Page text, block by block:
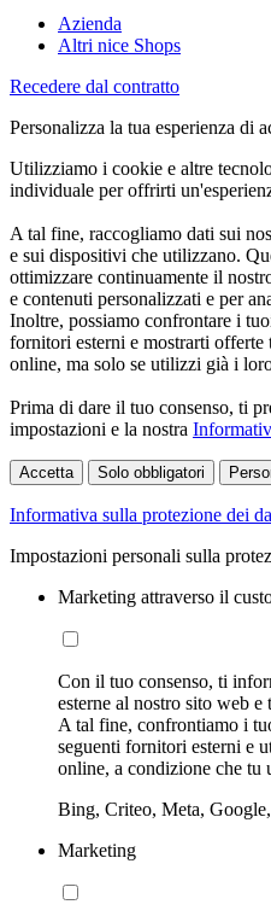
Azienda
Altri nice Shops
Recedere dal contratto
Personalizza la tua esperienza di
Utilizziamo i cookie e altre
individuale per offrirti
A tal fine, raccogliamo dati sui
e sui dispositivi che utilizzano.
ottimizzare continuamente il
e contenuti personalizzati e per
Inoltre, possiamo confrontare i
fornitori esterni e mostrarti
online, ma solo se utilizzi già i
Prima di dare il tuo consenso, ti
impostazioni e la nostra
Accetta Solo obbligatori
Informativa sulla protezione dei
Impostazioni personali sulla
Marketing attraverso il
Con il tuo consenso, ti
esterne al nostro sito web
A tal fine, confrontiamo i
seguenti fornitori esterni e
online, a condizione che
Bing, Criteo, Meta,
Marketing